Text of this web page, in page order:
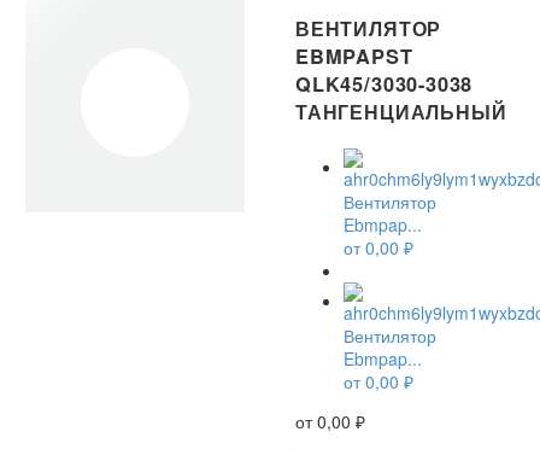
ВЕНТИЛЯТОР
EBMPAPST
QLK45/3030-3038
ТАНГЕНЦИАЛЬНЫЙ
Вентилятор
Ebmpap...
от0,00 ₽
Вентилятор
Ebmpap...
от0,00 ₽
от0,00 ₽